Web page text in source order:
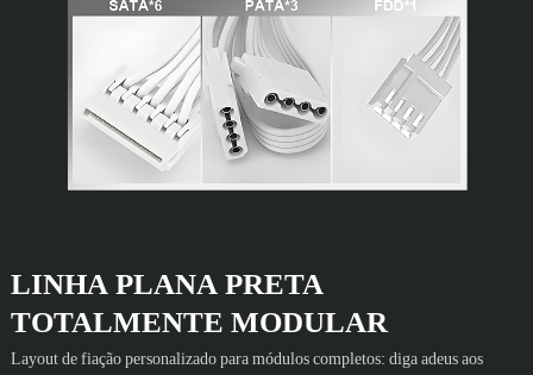
LINHA PLANA PRETA
TOTALMENTE MODULAR
Layout de fiação personalizado para módulos completos: diga adeus aos